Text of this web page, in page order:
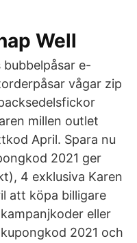
Well
bubbelpåsar e-
vågar zip
millen outlet
April. Spara nu
2021 ger
4 exklusiva Karen
att köpa billigare
eller
2021 och